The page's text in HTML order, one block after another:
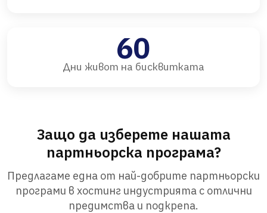
60
Дни живот на бисквитката
Защо да изберете нашата
партньорска програма?
Предлагаме една от най-добрите партньорски
програми в хостинг индустрията с отлични
предимства и подкрепа.